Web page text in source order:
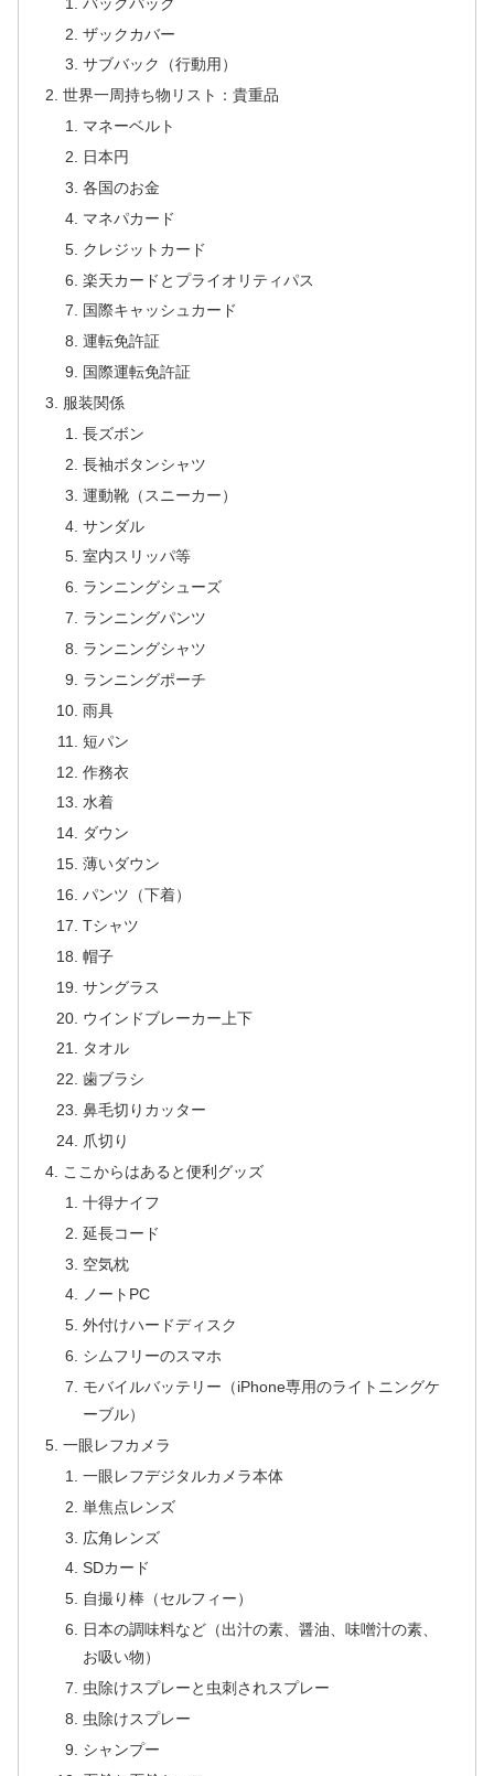
ザックカバー
サブバック（行動用）
世界一周持ち物リスト：貴重品
マネーベルト
日本円
各国のお金
マネパカード
クレジットカード
楽天カードとプライオリティパス
国際キャッシュカード
運転免許証
国際運転免許証
服装関係
長ズボン
長袖ボタンシャツ
運動靴（スニーカー）
サンダル
室内スリッパ等
ランニングシューズ
ランニングパンツ
ランニングシャツ
ランニングポーチ
雨具
短パン
作務衣
水着
ダウン
薄いダウン
パンツ（下着）
Tシャツ
帽子
サングラス
ウインドブレーカー上下
タオル
歯ブラシ
鼻毛切りカッター
爪切り
ここからはあると便利グッズ
十得ナイフ
延長コード
空気枕
ノートPC
外付けハードディスク
シムフリーのスマホ
モバイルバッテリー（iPhone専用のライトニングケ
ーブル）
一眼レフカメラ
一眼レフデジタルカメラ本体
単焦点レンズ
広角レンズ
SDカード
自撮り棒（セルフィー）
日本の調味料など（出汁の素、醤油、味噌汁の素、
お吸い物）
虫除けスプレーと虫刺されスプレー
虫除けスプレー
シャンプー